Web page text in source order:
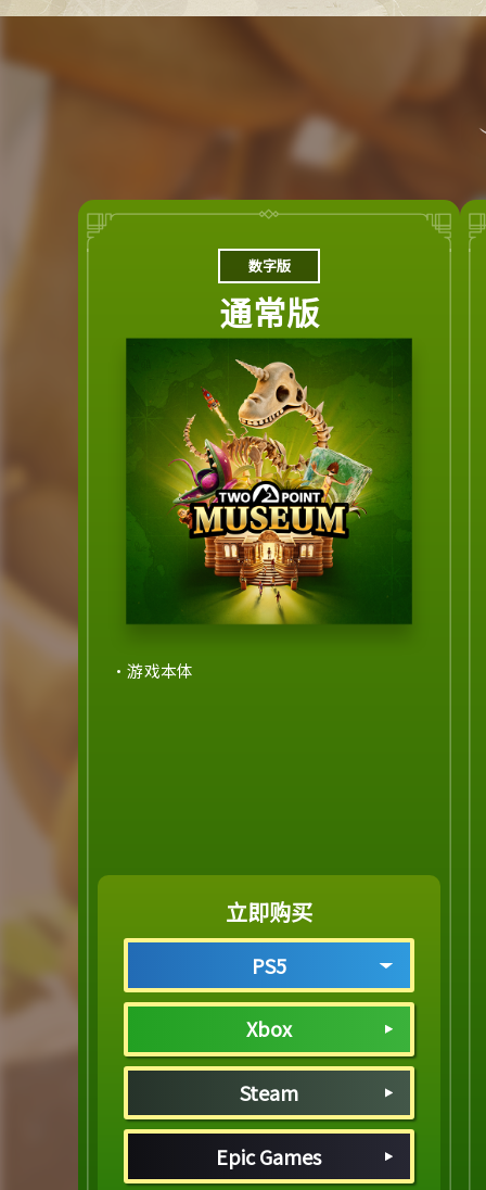
数字版
通常版
・游戏本体
立即购买
PS5
Xbox
Steam
Epic Games